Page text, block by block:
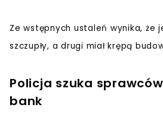
Ze wstępnych ustaleń wynika, że
szczupły, a drugi miał krępą
Policja szuka
bank